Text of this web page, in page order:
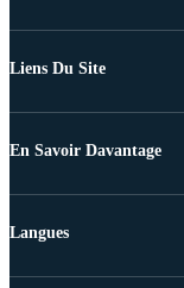
Liens Du Site
En Savoir Davantage
Langues